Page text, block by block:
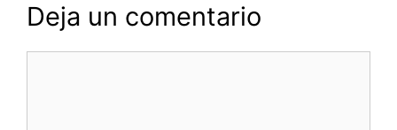
Deja un comentario